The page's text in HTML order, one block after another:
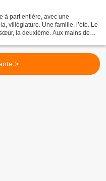
à part entière, avec une
villégiature. Une famille, l’été. Le
la deuxième. Aux mains de
>